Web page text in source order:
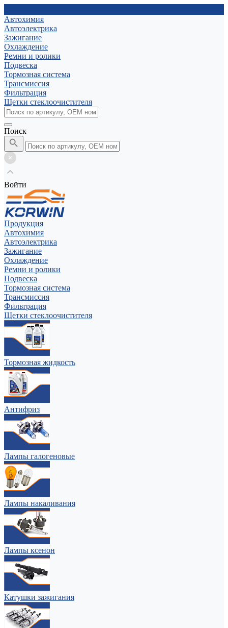
Автохимия
Автоэлектрика
Зажигание
Охлаждение
Ремни и ролики
Подвеска
Тормозная система
Трансмиссия
Фильтрация
Щетки стеклоочистителя
Поиск
Войти
Продукция
Автохимия
Автоэлектрика
Зажигание
Охлаждение
Ремни и ролики
Подвеска
Тормозная система
Трансмиссия
Фильтрация
Щетки стеклоочистителя
Тормозная жидкость
Антифриз
Лампы галогеновые
Лампы накаливания
Лампы ксенон
Катушки зажигания